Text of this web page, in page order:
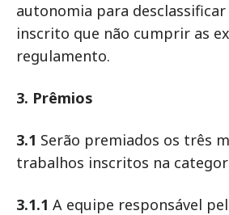
autonomia para
inscrito que não cumprir as
regulamento.
3. Prêmios
3.1 Serão premiados os três
trabalhos inscritos na
3.1.1 A equipe responsável